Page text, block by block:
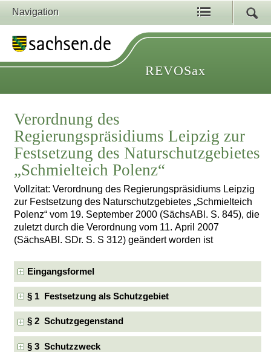
Navigation
REVOSax
Verordnung des
Regierungspräsidiums Leipzig zur
Festsetzung des Naturschutzgebietes
„Schmielteich Polenz“
Vollzitat: Verordnung des Regierungspräsidiums Leipzig
zur Festsetzung des Naturschutzgebietes „Schmielteich
Polenz“ vom 19. September 2000 (SächsABl. S. 845), die
zuletzt durch die Verordnung vom 11. April 2007
(SächsABl. SDr. S. S 312) geändert worden ist
Eingangsformel
§ 1 Festsetzung als Schutzgebiet
§ 2 Schutzgegenstand
§ 3 Schutzzweck